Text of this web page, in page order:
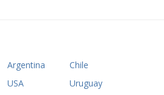
Argentina
Chile
USA
Uruguay